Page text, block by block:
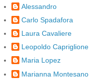
Alessandro
Carlo Spadafora
Laura Cavaliere
Leopoldo Capriglione
Maria Lopez
Marianna Montesano